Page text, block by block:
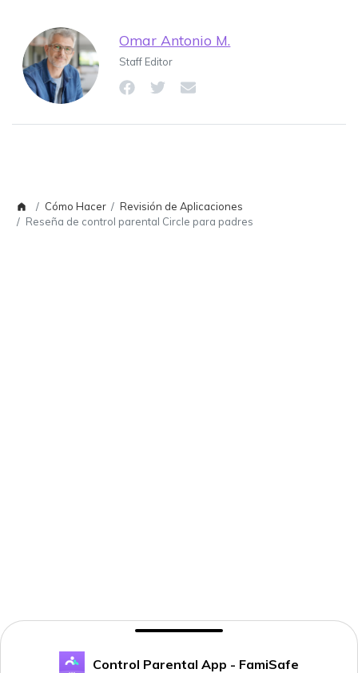
Control Parental App - FamiSafe
Omar Antonio M.
Staff Editor
Cómo Hacer
Revisión de Aplicaciones
Reseña de control parental Circle para padres